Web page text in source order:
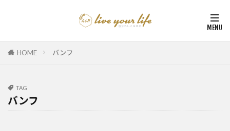
HOME バンフ
TAG
バンフ